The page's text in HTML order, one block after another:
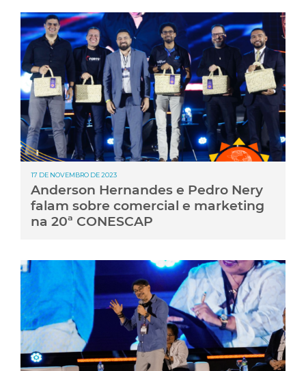
17 DE NOVEMBRO DE 2023
Anderson Hernandes e Pedro Nery
falam sobre comercial e marketing
na 20ª CONESCAP